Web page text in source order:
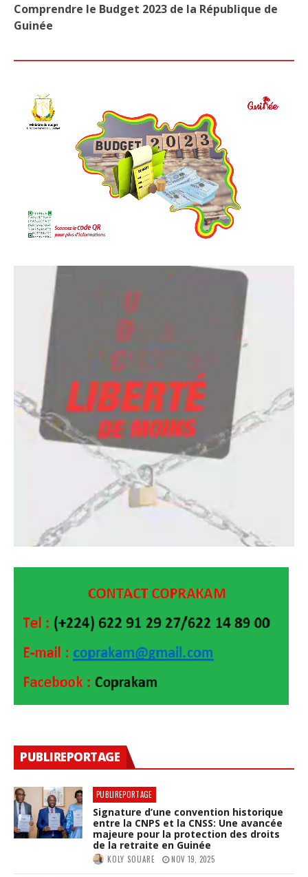
Comprendre le Budget 2023 de la République de
Guinée
PUBLIREPORTAGE
PUBLIREPORTAGE
Signature d’une convention historique
entre la CNPS et la CNSS: Une avancée
majeure pour la protection des droits
de la retraite en Guinée
KOLY SOUARE NOV 19, 2025